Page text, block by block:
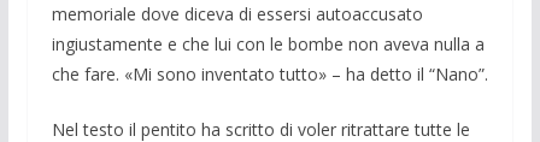
memoriale dove diceva di essersi autoaccusato
ingiustamente e che lui con le bombe non aveva nulla a
che fare. «Mi sono inventato tutto» – ha detto il “Nano”.
Nel testo il pentito ha scritto di voler ritrattare tutte le